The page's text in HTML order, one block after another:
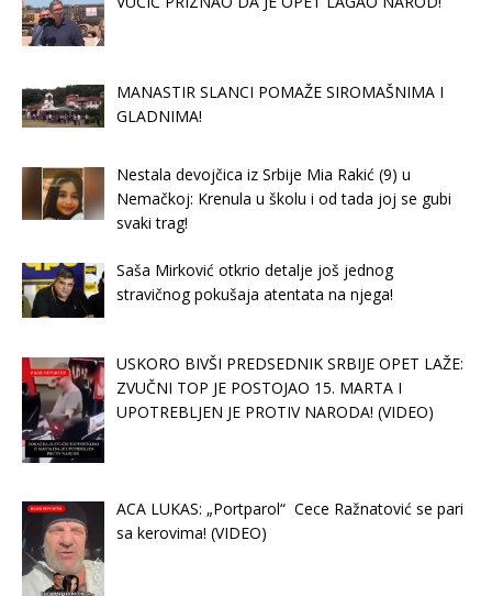
MANASTIR SLANCI POMAŽE SIROMAŠNIMA I
GLADNIMA!
Nestala devojčica iz Srbije Mia Rakić (9) u
Nemačkoj: Krenula u školu i od tada joj se gubi
svaki trag!
Saša Mirković otkrio detalje još jednog
stravičnog pokušaja atentata na njega!
USKORO BIVŠI PREDSEDNIK SRBIJE OPET LAŽE:
ZVUČNI TOP JE POSTOJAO 15. MARTA I
UPOTREBLJEN JE PROTIV NARODA! (VIDEO)
ACA LUKAS: „Portparol“ Cece Ražnatović se pari
sa kerovima! (VIDEO)